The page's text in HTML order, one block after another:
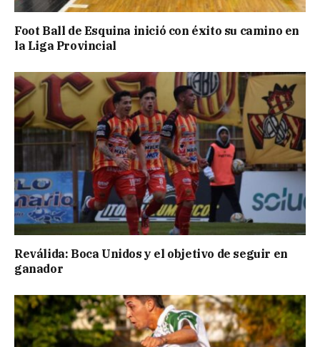
Foot Ball de Esquina inició con éxito su camino en
la Liga Provincial
Reválida: Boca Unidos y el objetivo de seguir en
ganador